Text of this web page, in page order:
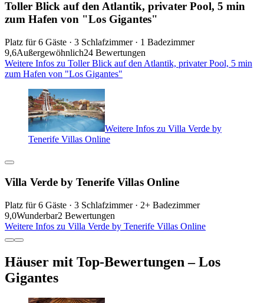
Toller Blick auf den Atlantik, privater Pool, 5 min
zum Hafen von "Los Gigantes"
Platz für 6 Gäste · 3 Schlafzimmer · 1 Badezimmer
9,6Außergewöhnlich24 Bewertungen
Weitere Infos zu Toller Blick auf den Atlantik, privater Pool, 5 min
zum Hafen von "Los Gigantes"
Weitere Infos zu Villa Verde by
Tenerife Villas Online
Villa Verde by Tenerife Villas Online
Platz für 6 Gäste · 3 Schlafzimmer · 2+ Badezimmer
9,0Wunderbar2 Bewertungen
Weitere Infos zu Villa Verde by Tenerife Villas Online
Häuser mit Top-Bewertungen – Los
Gigantes